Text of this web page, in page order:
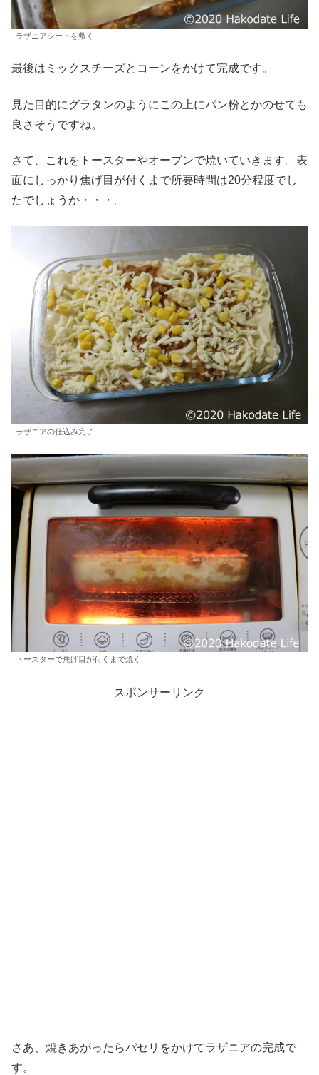
ラザニアシートを敷く
最後はミックスチーズとコーンをかけて完成です。
見た目的にグラタンのようにこの上にパン粉とかのせても
良さそうですね。
さて、これをトースターやオーブンで焼いていきます。表
面にしっかり焦げ目が付くまで所要時間は20分程度でし
たでしょうか・・・。
ラザニアの仕込み完了
トースターで焦げ目が付くまで焼く
スポンサーリンク
さあ、焼きあがったらパセリをかけてラザニアの完成で
す。